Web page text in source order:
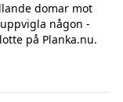
domar mot
någon -
på Planka.nu.